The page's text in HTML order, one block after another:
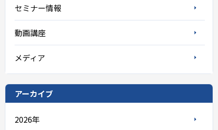
セミナー情報
動画講座
メディア
アーカイブ
2026年